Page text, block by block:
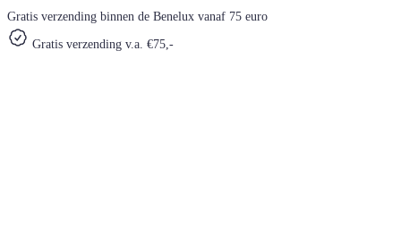
Gratis verzending binnen de Benelux vanaf 75 euro
Gratis verzending v.a. €75,-